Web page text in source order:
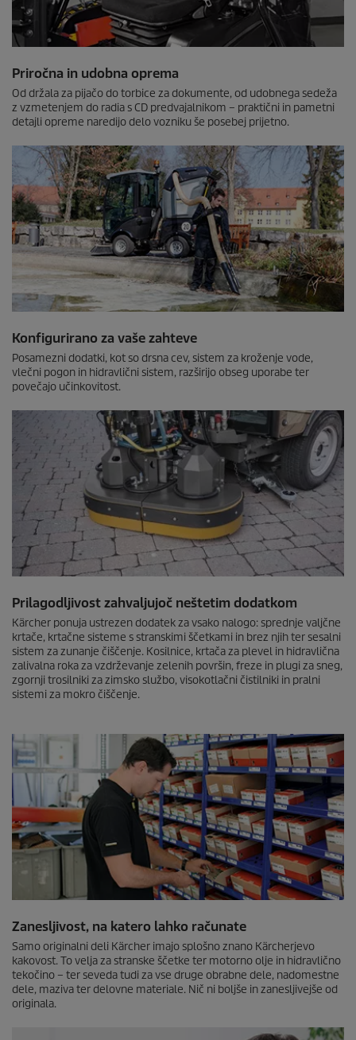
Priročna in udobna oprema
Od držala za pijačo do torbice za dokumente, od udobnega sedeža
z vzmetenjem do radia s CD predvajalnikom – praktični in pametni
detajli opreme naredijo delo vozniku še posebej prijetno.
Konfigurirano za vaše zahteve
Posamezni dodatki, kot so drsna cev, sistem za kroženje vode,
vlečni pogon in hidravlični sistem, razširijo obseg uporabe ter
povečajo učinkovitost.
Prilagodljivost zahvaljujoč neštetim dodatkom
Kärcher ponuja ustrezen dodatek za vsako nalogo: sprednje valjčne
krtače, krtačne sisteme s stranskimi ščetkami in brez njih ter sesalni
sistem za zunanje čiščenje. Kosilnice, krtača za plevel in hidravlična
zalivalna roka za vzdrževanje zelenih površin, freze in plugi za sneg,
zgornji trosilniki za zimsko službo, visokotlačni čistilniki in pralni
sistemi za mokro čiščenje.
Zanesljivost, na katero lahko računate
Samo originalni deli Kärcher imajo splošno znano Kärcherjevo
kakovost. To velja za stranske ščetke ter motorno olje in hidravlično
tekočino – ter seveda tudi za vse druge obrabne dele, nadomestne
dele, maziva ter delovne materiale. Nič ni boljše in zanesljivejše od
originala.